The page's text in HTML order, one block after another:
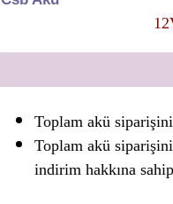
Toplam akü
Toplam akü
indirim hakkına